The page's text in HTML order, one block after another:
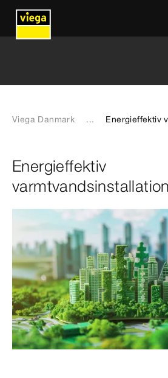
Viega Danmark ... Energieffektiv
Energieffektiv
varmtvandsinstallation